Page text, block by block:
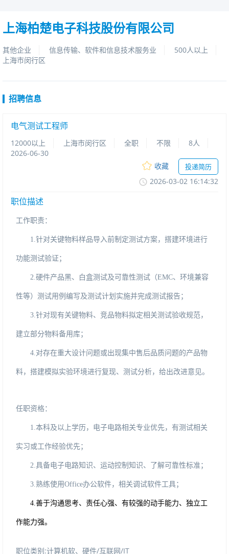
上海柏楚电子科技股份有限公司
其他企业 信息传输、软件和信息技术服务业
500人以上
上海市闵行区
招聘信息
电气测试工程师
12000以上 上海市闵行区 全职 不限
8人
2026-06-30
收藏
投递简历
2026-03-0216:14:32
职位描述
工作职责：
1.针对关键物料样品导入前制定测试方案，搭建环境进行
功能测试验证；
2.硬件产品黑、白盒测试及可靠性测试（EMC、环境兼容
性等）测试用例编写及测试计划实施并完成测试报告；
3.针对现有关键物料、竞品物料拟定相关测试验收规范，
建立部分物料备用库；
4.对存在重大设计问题或出现集中售后品质问题的产品物
料，搭建模拟实验环境进行复现、测试分析，给出改进意见。
任职资格：
1.本科及以上学历，电子电路相关专业优先，有测试相关
实习或工作经验优先；
2.具备电子电路知识、运动控制知识、了解可靠性标准；
3.熟练使用Office办公软件，相关调试软件工具；
4.善于沟通思考、责任心强、有较强的动手能力、独立工
作能力强。
职位类别:计算机软、硬件/互联网/IT